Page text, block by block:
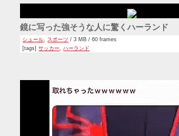
鏡に写った強そうな人に驚くハーランド
シュール スポーツ / 3 MB / 60 frames
[tags]サッカー ,ハーランド